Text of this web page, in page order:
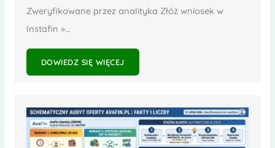
Zweryfikowane przez analityka Złóż wniosek w
Instafin »...
DOWIEDZ SIĘ WIĘCEJ